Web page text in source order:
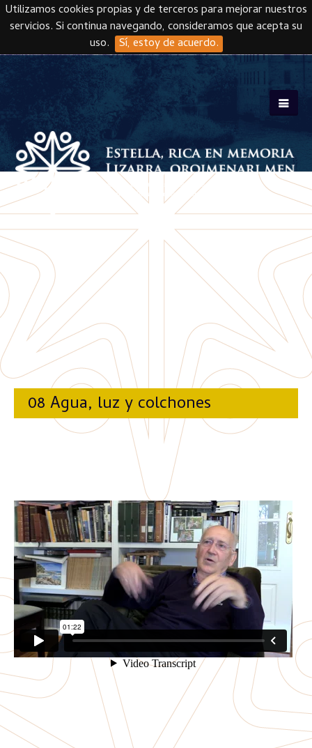
Utilizamos cookies propias y de terceros para mejorar nuestros
servicios. Si continua navegando, consideramos que acepta su
uso. Sí, estoy de acuerdo.
Skip to main content
08 Agua, luz y colchones